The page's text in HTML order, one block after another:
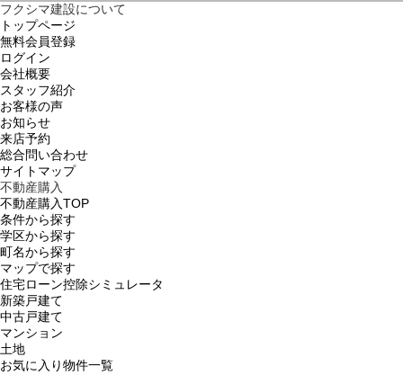
フクシマ建設について
トップページ
無料会員登録
ログイン
会社概要
スタッフ紹介
お客様の声
お知らせ
来店予約
総合問い合わせ
サイトマップ
不動産購入
不動産購入TOP
条件から探す
学区から探す
町名から探す
マップで探す
住宅ローン控除シミュレータ
新築戸建て
中古戸建て
マンション
土地
お気に入り物件一覧